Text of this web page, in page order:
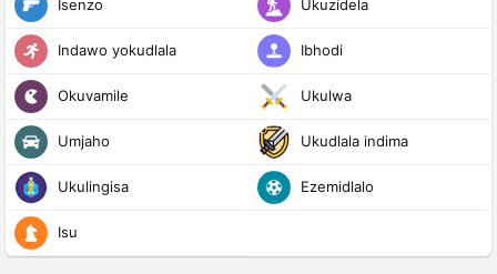
Isenzo Ukuzidela
Indawo yokudlala Ibhodi
Okuvamile Ukulwa
Umjaho Ukudlala indima
Ukulingisa Ezemidlalo
Isu